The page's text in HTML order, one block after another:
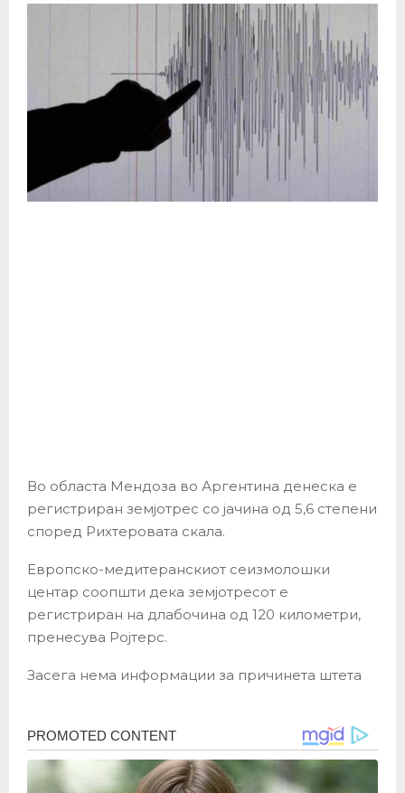
Во областа Мендоза во Аргентина денеска е
регистриран земјотрес со јачина од 5,6 степени
според Рихтеровата скала.
Европско-медитеранскиот сеизмолошки
центар соопшти дека земјотресот е
регистриран на длабочина од 120 километри,
пренесува Ројтерс.
Засега нема информации за причинета штета